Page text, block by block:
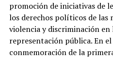
promoción de iniciativas de
los derechos políticos de las
violencia y discriminación en
representación pública. En
conmemoración de la